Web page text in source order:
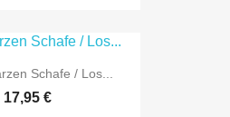
Schafe / Los...
17,95 €